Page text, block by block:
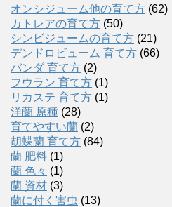
オンシジューム他の育て方 (62)
カトレアの育て方 (50)
シンビジュームの育て方 (21)
デンドロビューム 育て方 (66)
バンダ 育て方 (2)
フウラン 育て方 (1)
リカステ 育て方 (1)
洋蘭 原種 (28)
育てやすい蘭 (2)
胡蝶蘭 育て方 (84)
蘭 肥料 (1)
蘭 色々 (1)
蘭 資材 (3)
蘭に付く害虫 (13)